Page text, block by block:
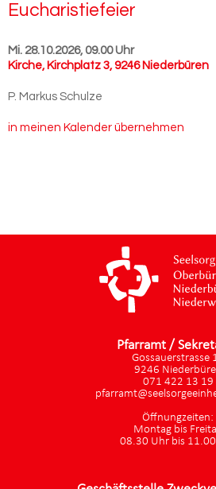
Eu­cha­ris­tie­fei­er
Mi. 28.10.2026, 09.00 Uhr
Kirche, Kirchplatz 3, 9246 Niederbüren
P. Markus Schulze
in meinen Kalender übernehmen
Pfarramt /
Gossauerstrasse
9246
071 422 13 19
Öffnungzeiten:
Montag bis
08.30 Uhr bis